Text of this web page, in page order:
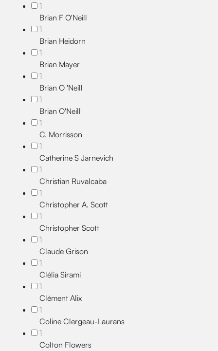
1
Brian F O'Neill
1
Brian Heidorn
1
Brian Mayer
1
Brian O 'Neill
1
Brian O'Neill
1
C. Morrisson
1
Catherine S Jarnevich
1
Christian Ruvalcaba
1
Christopher A. Scott
1
Christopher Scott
1
Claude Grison
1
Clélia Sirami
1
Clément Alix
1
Coline Clergeau-Laurans
1
Colton Flowers